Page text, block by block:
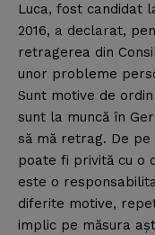
Luca, fost candidat
2016, a declarat,
retragerea din
unor probleme
Sunt motive de
sunt la muncă în
să mă retrag. De pe
poate fi privită cu o
este o
diferite motive,
implic pe măsura